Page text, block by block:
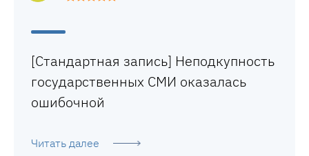
[Стандартная запись] Неподкупность
государственных СМИ оказалась
ошибочной
Читать далее